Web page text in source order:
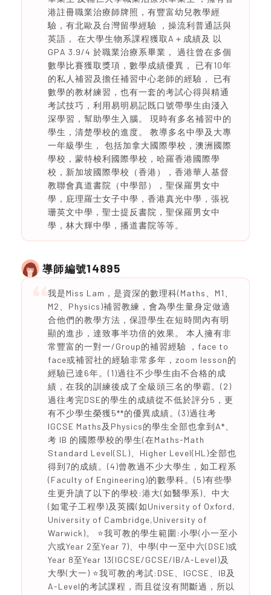
港註冊職業治療師牌照，有豐富幼兒教學經
驗，有北歐及台灣留學經驗 ，操流利普通話與
英語， 在大學生物系課程獲取A＋成績及 以
GPA 3.9/4 於職業治療系畢業， 過往曾在多個
數學比賽獲取獎項，數學成績優異， 已有10年
的私人補習及擔任補習中心老師的經驗， 已有
數學的教材練習，也有一套的考試心得與精通
考試技巧，利用易明易記既口號帶學生由淺入
深學習，幫助學生入腦。 現時有多名補習中的
學生，清楚學校的進度。 教導多名中學及大專
一年級學生， 包括加拿大國際學校，澳洲國際
學校，蒙特梭利國際學校，哈羅香港國際學
校，新加坡國際學校（香港），香港華人基督
教聯會真道書院（中學部），聖保羅男女中
學，庇理羅士女子中學，香港真光中學，張祝
珊英文中學，聖士提反書院，聖保羅男女中
學，林大輝中學，播道書院等等。
導師編號14895
我是Miss Lam，是資深的數理科(Maths、M1、
M2、Physics)補習教練，會為學生量身定做適
合他們的教學方法，保證學生在短時間內有明
顯的進步，達致事半功倍的效果。 本人擁有非
常豐富的一對一/Group的補習經驗 ，face to
face或補習社的經驗非常多年，zoom lesson的
經驗已達6年。(1)過往不少學生由不合格的成
績，在我的訓練後成了全級頭三名的學霸。(2)
過往考完DSE的學生的成績從不低於評分5，更
有不少學生榮獲5**的優異成績。(3)過往考
IGCSE Maths及Physics的學生全部也拿到A*、
考 IB 的國際學校的學生(在Maths-Math
Standard Level(SL)、Higher Level(HL)全部也
得到7的成績。(4)曾教過不少大學生，如工程系
(Faculty of Engineering)的數學科。(5)有些學
生更升讀了以下的學校:港大(如醫學系)、中大
(如電子工程學)及英國(如University of Oxford,
University of Cambridge,University of
Warwick)。 ⭐️我可教的學生範圍:小學(小一至小
六或Year 2至Year 7)、中學(中一至中六(DSE)或
Year 8至Year 13(IGCSE/GCSE/IB/A-Level)及
大學(大一) ⭐️我可教的考試:DSE、IGCSE、IB及
A-Level的考試課程，而且從沒有間斷過，所以